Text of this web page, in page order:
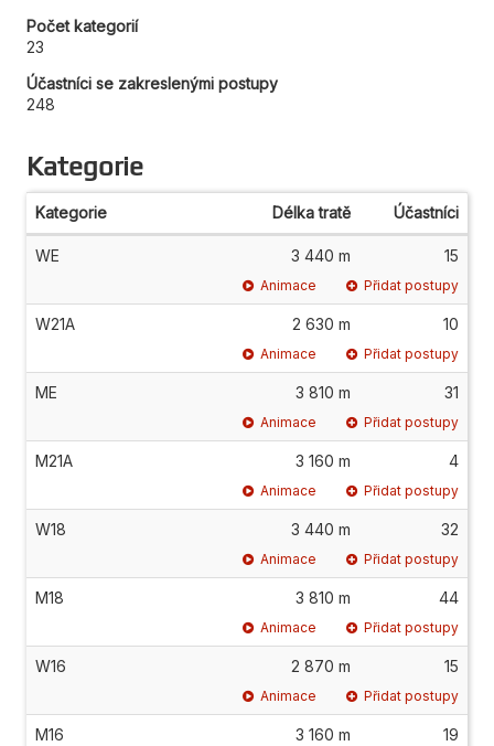
Počet kategorií
23
Účastníci se zakreslenými postupy
248
Kategorie
Kategorie Délka tratě Účastníci
WE 3 440 m 15
Animace Přidat postupy
W21A 2 630 m 10
Animace Přidat postupy
ME 3 810 m 31
Animace Přidat postupy
M21A 3 160 m 4
Animace Přidat postupy
W18 3 440 m 32
Animace Přidat postupy
M18 3 810 m 44
Animace Přidat postupy
W16 2 870 m 15
Animace Přidat postupy
M16 3 160 m 19